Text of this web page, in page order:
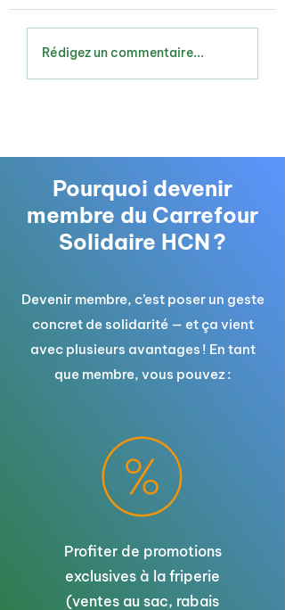
Une partie de balle au
profit du Carrefour
Rédigez un commentaire...
Pourquoi devenir
membre du Carrefour
Solidaire HCN ?
Devenir membre, c’est poser un geste
concret de solidarité — et ça vient
avec plusieurs avantages ! En tant
que membre, vous pouvez :
Profiter de promotions
exclusives à la friperie
(ventes au sac, rabais